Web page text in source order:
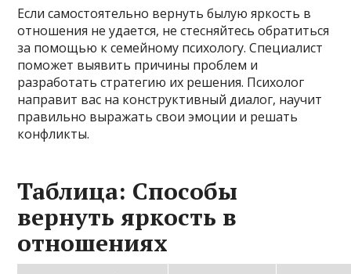
Если самостоятельно вернуть былую яркость в
отношения не удается, не стесняйтесь обратиться
за помощью к семейному психологу. Специалист
поможет выявить причины проблем и
разработать стратегию их решения. Психолог
направит вас на конструктивный диалог, научит
правильно выражать свои эмоции и решать
конфликты.
Таблица: Способы
вернуть яркость в
отношениях